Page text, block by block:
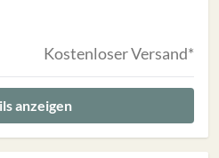
Kostenloser Versand*
anzeigen